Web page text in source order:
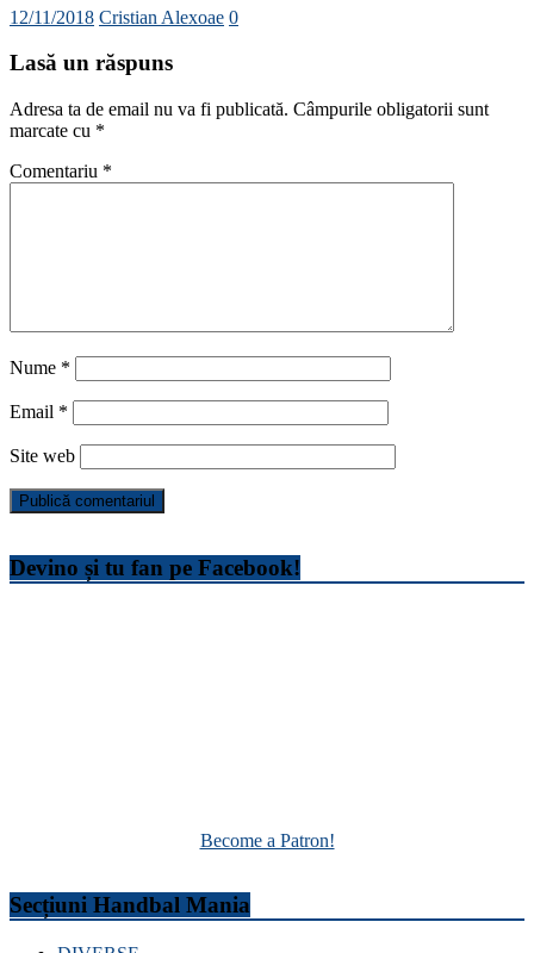
12/11/2018 Cristian Alexoae 0
Lasă un răspuns
Adresa ta de email nu va fi publicată. Câmpurile obligatorii sunt
marcate cu *
Comentariu *
Nume *
Email *
Site web
Devino și tu fan pe Facebook!
Become a Patron!
Secțiuni Handbal Mania